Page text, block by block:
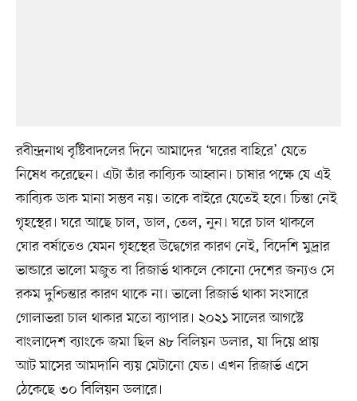
রবীন্দ্রনাথ বৃষ্টিবাদলের দিনে আমাদের ‘ঘরের বাহিরে’ যেতে
নিষেধ করেছেন। এটা তাঁর কাব্যিক আহ্বান। চাষার পক্ষে যে এই
কাব্যিক ডাক মানা সম্ভব নয়। তাকে বাইরে যেতেই হবে। চিন্তা নেই
গৃহস্থের। ঘরে আছে চাল, ডাল, তেল, নুন। ঘরে চাল থাকলে
ঘোর বর্ষাতেও যেমন গৃহস্থের উদ্বেগের কারণ নেই, বিদেশি মুদ্রার
ভান্ডারে ভালো মজুত বা রিজার্ভ থাকলে কোনো দেশের জন্যও সে
রকম দুশ্চিন্তার কারণ থাকে না। ভালো রিজার্ভ থাকা সংসারে
গোলাভরা চাল থাকার মতো ব্যাপার। ২০২১ সালের আগস্টে
বাংলাদেশ ব্যাংকে জমা ছিল ৪৮ বিলিয়ন ডলার, যা দিয়ে প্রায়
আট মাসের আমদানি ব্যয় মেটানো যেত। এখন রিজার্ভ এসে
ঠেকেছে ৩০ বিলিয়ন ডলারে।